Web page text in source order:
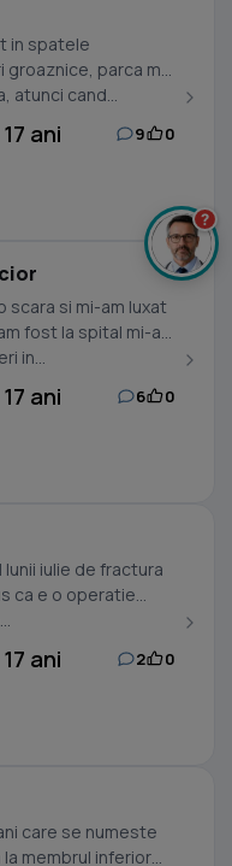
in spatele
parca ma
atunci cand...
ani 9 0
scara si mi-am luxat
fost la spital mi-a
in...
ani 6 0
iulie de fractura
ca e o operatie
ani 2 0
care se numeste
membrul inferior
?